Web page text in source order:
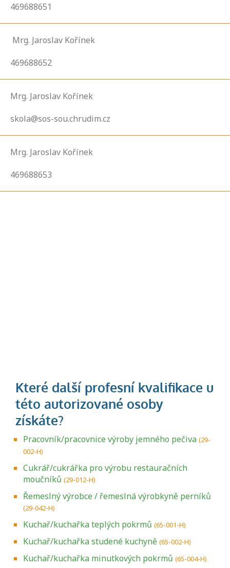
469688651
Mrg. Jaroslav Kořínek
469688652
Mrg. Jaroslav Kořínek
skola@sos-sou.chrudim.cz
Mrg. Jaroslav Kořínek
469688653
Pracovník/pracovnice výroby jemného pečiva (29-
002-H)
Cukrář/cukrářka pro výrobu restauračních
moučníků (29-012-H)
Řemeslný výrobce / řemeslná výrobkyně perníků
(29-042-H)
Kuchař/kuchařka teplých pokrmů (65-001-H)
Kuchař/kuchařka studené kuchyně (65-002-H)
Kuchař/kuchařka minutkových pokrmů (65-004-H)